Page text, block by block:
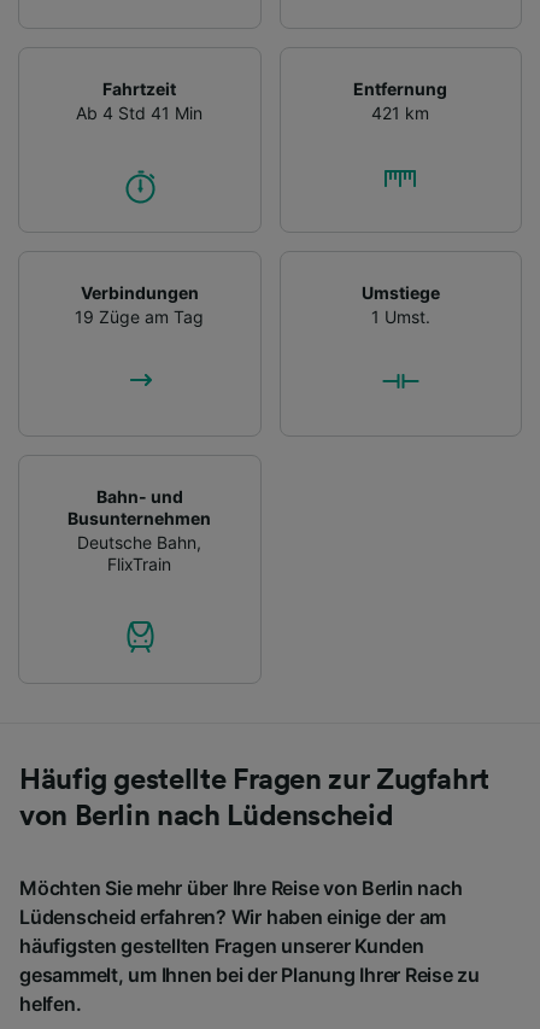
Fahrtzeit
Ab 4 Std 41 Min
Entfernung
421 km
Verbindungen
19 Züge am Tag
Umstiege
1 Umst.
Bahn- und
Busunternehmen
Deutsche Bahn,
FlixTrain
Häufig gestellte Fragen zur Zugfahrt
von Berlin nach Lüdenscheid
Möchten Sie mehr über Ihre Reise von Berlin nach
Lüdenscheid erfahren? Wir haben einige der am
häufigsten gestellten Fragen unserer Kunden
gesammelt, um Ihnen bei der Planung Ihrer Reise zu
helfen.